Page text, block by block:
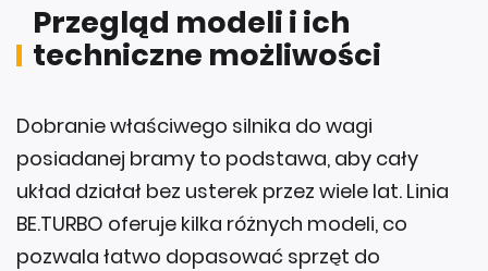
Przegląd modeli i ich
techniczne możliwości
Dobranie właściwego silnika do wagi
posiadanej bramy to podstawa, aby cały
układ działał bez usterek przez wiele lat. Linia
BE.TURBO oferuje kilka różnych modeli, co
pozwala łatwo dopasować sprzęt do